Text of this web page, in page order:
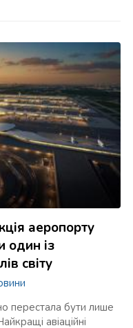
аеропорту
один із
світу
перестала бути лише
авіаційні